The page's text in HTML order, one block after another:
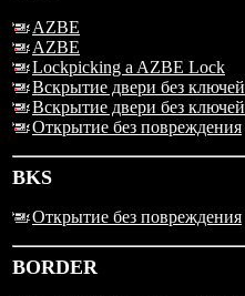
AZBE
AZBE
Lockpicking a AZBE Lock
Вскрытие двери без ключей
Вскрытие двери без ключей
Открытие без повреждения
BKS
Открытие без повреждения
BORDER